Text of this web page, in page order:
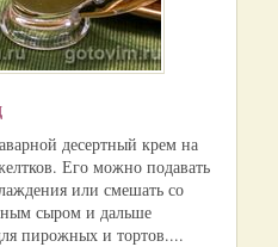
десертный крем на
Его можно подавать
или смешать со
сыром и дальше
пирожных и тортов....